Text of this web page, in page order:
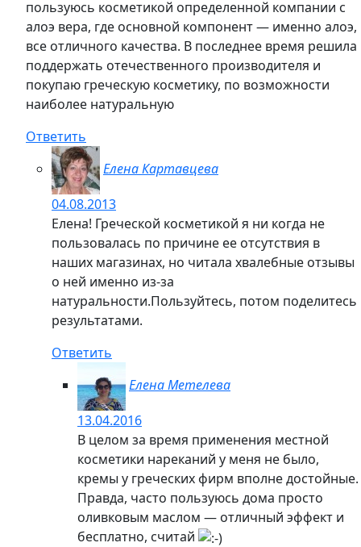
пользуюсь косметикой определенной компании с
алоэ вера, где основной компонент — именно алоэ,
все отличного качества. В последнее время решила
поддержать отечественного производителя и
покупаю греческую косметику, по возможности
наиболее натуральную
Ответить
Елена Картавцева
04.08.2013
Елена! Греческой косметикой я ни когда не
пользовалась по причине ее отсутствия в
наших магазинах, но читала хвалебные отзывы
о ней именно из-за
натуральности.Пользуйтесь, потом поделитесь
результатами.
Ответить
Елена Метелева
13.04.2016
В целом за время применения местной
косметики нареканий у меня не было,
кремы у греческих фирм вполне достойные.
Правда, часто пользуюсь дома просто
оливковым маслом — отличный эффект и
бесплатно, считай